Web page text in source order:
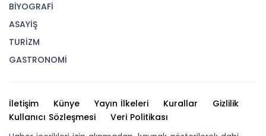
BİYOGRAFİ
ASAYİŞ
TURİZM
GASTRONOMİ
İletişim Künye Yayın İlkeleri Kurallar
Gizlilik
Kullanıcı Sözleşmesi
Veri Politikası